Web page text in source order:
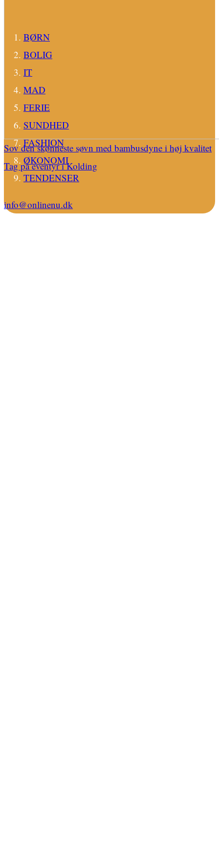
Sov den skønneste søvn med bambusdyne i høj kvalitet
Tag på eventyr i Kolding
BØRN
BOLIG
IT
MAD
FERIE
SUNDHED
FASHION
ØKONOMI
TENDENSER
info@onlinenu.dk